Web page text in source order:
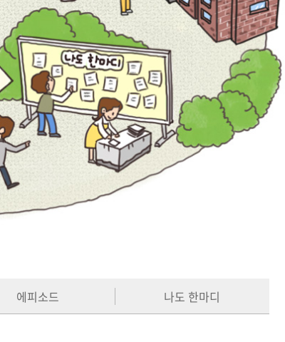
에피소드 나도 한마디